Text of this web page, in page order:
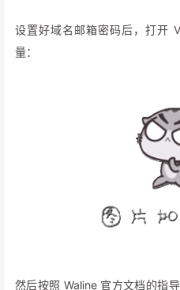
设置好域名邮箱密码后，打开
量：
然后按照 Waline 官方文档的指